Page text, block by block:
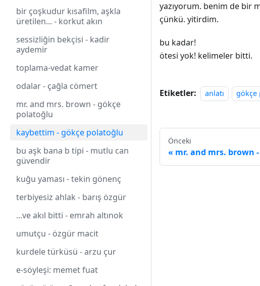
bir çoşkudur kısafilm, aşkla
üretilen... - korkut akın
sessizliğin bekçisi - kadir
aydemir
toplama-vedat kamer
odalar - çağla cömert
mr. and mrs. brown - gökçe
polatoğlu
kaybettim - gökçe polatoğlu
bu aşk bana b tipi - mutlu can
güvendir
kuğu yaması - tekin gönenç
terbiyesiz ahlak - barış özgür
...ve akıl bitti - emrah altınok
umutçu - özgür macit
kurdele türküsü - arzu çur
e-söyleşi: memet fuat
yazıyorum. benim de bir
çünkü. yitirdim.
bu kadar!
ötesi yok! kelimeler bitti.
Etiketler: anlatı gökçe
Önceki
mr. and mrs. brown